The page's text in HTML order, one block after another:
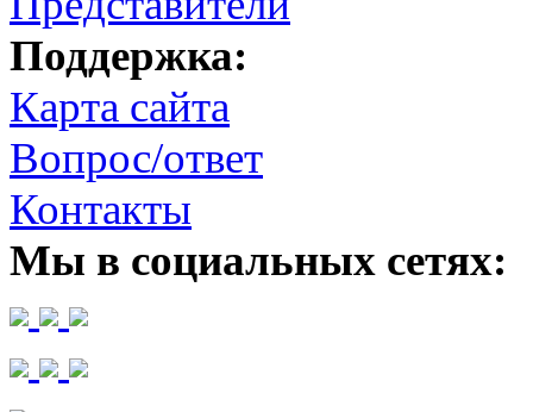
Поддержка:
Карта сайта
Вопрос/ответ
Контакты
Мы в социальных сетях: